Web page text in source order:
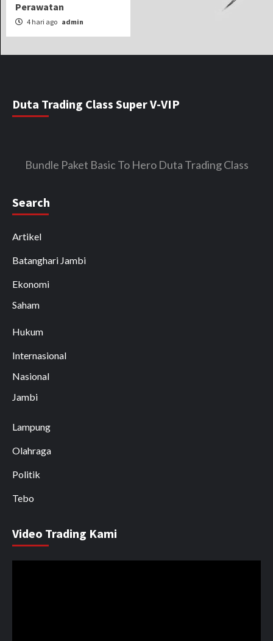
Perawatan
4 hari ago admin
Duta Trading Class Super V-VIP
Bundle Paket Basic To Hero Duta Trading Class
Search
Artikel
Batanghari Jambi
Ekonomi
Saham
Hukum
Internasional
Nasional
Jambi
Lampung
Olahraga
Politik
Tebo
Video Trading Kami